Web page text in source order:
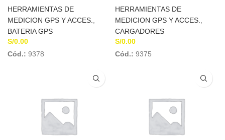
HERRAMIENTAS DE
MEDICION GPS Y ACCES.
BATERIA GPS
S/0.00
Cód.: 9378
HERRAMIENTAS DE
MEDICION GPS Y ACCES.
CARGADORES
S/0.00
Cód.: 9375